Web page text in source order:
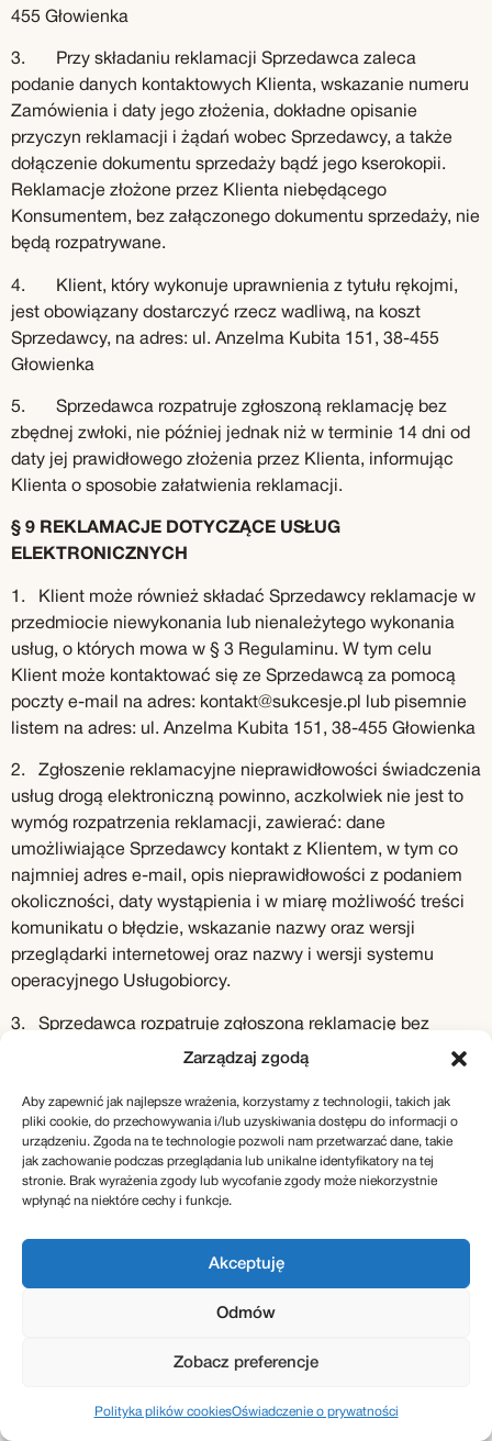
Zarządzaj zgodą
Aby zapewnić jak najlepsze wrażenia, korzystamy z technologii, takich jak
pliki cookie, do przechowywania i/lub uzyskiwania dostępu do informacji o
urządzeniu. Zgoda na te technologie pozwoli nam przetwarzać dane, takie
jak zachowanie podczas przeglądania lub unikalne identyfikatory na tej
stronie. Brak wyrażenia zgody lub wycofanie zgody może niekorzystnie
wpłynąć na niektóre cechy i funkcje.
Akceptuję
Odmów
Zobacz preferencje
Polityka plików cookiesOświadczenie o prywatności
455 Głowienka
3. Przy składaniu reklamacji Sprzedawca zaleca
podanie danych kontaktowych Klienta, wskazanie numeru
Zamówienia i daty jego złożenia, dokładne opisanie
przyczyn reklamacji i żądań wobec Sprzedawcy, a także
dołączenie dokumentu sprzedaży bądź jego kserokopii.
Reklamacje złożone przez Klienta niebędącego
Konsumentem, bez załączonego dokumentu sprzedaży, nie
będą rozpatrywane.
4. Klient, który wykonuje uprawnienia z tytułu rękojmi,
jest obowiązany dostarczyć rzecz wadliwą, na koszt
Sprzedawcy, na adres: ul. Anzelma Kubita 151, 38-455
Głowienka
5. Sprzedawca rozpatruje zgłoszoną reklamację bez
zbędnej zwłoki, nie później jednak niż w terminie 14 dni od
daty jej prawidłowego złożenia przez Klienta, informując
Klienta o sposobie załatwienia reklamacji.
§ 9 REKLAMACJE DOTYCZĄCE USŁUG
ELEKTRONICZNYCH
1. Klient może również składać Sprzedawcy reklamacje w
przedmiocie niewykonania lub nienależytego wykonania
usług, o których mowa w § 3 Regulaminu. W tym celu
Klient może kontaktować się ze Sprzedawcą za pomocą
poczty e-mail na adres: kontakt@sukcesje.pl
lub pisemnie
listem na adres: ul. Anzelma Kubita 151, 38-455 Głowienka
2. Zgłoszenie reklamacyjne nieprawidłowości świadczenia
usług drogą elektroniczną powinno, aczkolwiek nie jest to
wymóg rozpatrzenia reklamacji, zawierać: dane
umożliwiające Sprzedawcy kontakt z Klientem, w tym co
najmniej adres e-mail, opis nieprawidłowości z podaniem
okoliczności, daty wystąpienia i w miarę możliwość treści
komunikatu o błędzie, wskazanie nazwy oraz wersji
przeglądarki internetowej oraz nazwy i wersji systemu
operacyjnego Usługobiorcy.
3. Sprzedawca rozpatruje zgłoszoną reklamację bez
zbędnej zwłoki, nie później jednak niż w terminie 14 dni od
Klienta o sposobie załatwienia reklamacji.
§ 10 ODSTĄPIENIE OD UMOWY
1. Klient będący jednocześnie
który zawarł Umowę Sprzedaży na odległość, może od niej
odstąpić bez podania przyczyny, w terminie 14 dni od dnia
doręczenia mu zamówionego Towaru. Do zachowania
terminu wystarczy wysłanie oświadczenia o odstąpieniu od
porozumiewania się na odległość, m.in.: wiadomością e-